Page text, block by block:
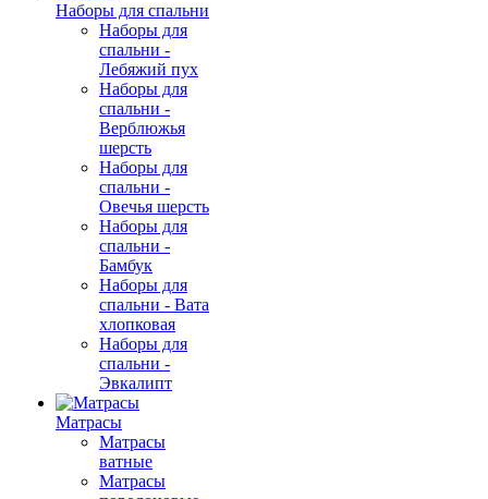
Наборы для спальни
Наборы для
спальни -
Лебяжий пух
Наборы для
спальни -
Верблюжья
шерсть
Наборы для
спальни -
Овечья шерсть
Наборы для
спальни -
Бамбук
Наборы для
спальни - Вата
хлопковая
Наборы для
спальни -
Эвкалипт
Матрасы
Матрасы
ватные
Матрасы